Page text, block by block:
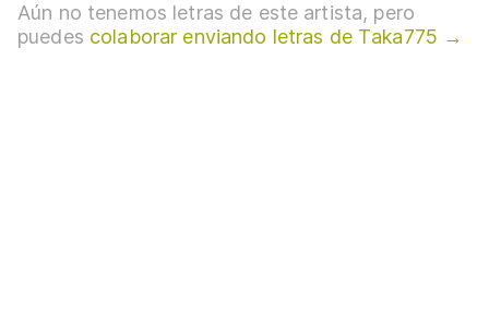
Aún no tenemos letras de este artista, pero
puedes colaborar enviando letras de Taka775 →